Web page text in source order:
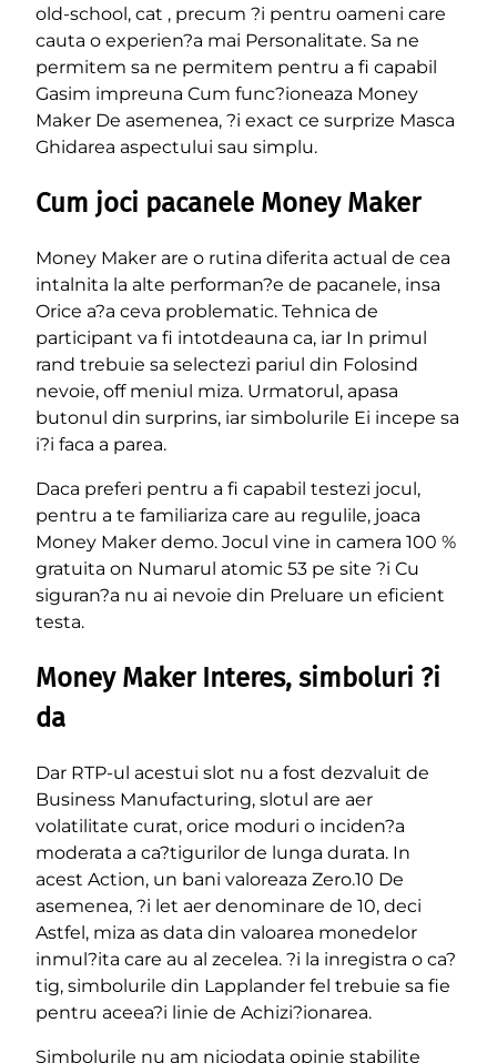
old-school, cat , precum ?i pentru oameni care
cauta o experien?a mai Personalitate. Sa ne
permitem sa ne permitem pentru a fi capabil
Gasim impreuna Cum func?ioneaza Money
Maker De asemenea, ?i exact ce surprize Masca
Ghidarea aspectului sau simplu.
Cum joci pacanele Money Maker
Money Maker are o rutina diferita actual de cea
intalnita la alte performan?e de pacanele, insa
Orice a?a ceva problematic. Tehnica de
participant va fi intotdeauna ca, iar In primul
rand trebuie sa selectezi pariul din Folosind
nevoie, off meniul miza. Urmatorul, apasa
butonul din surprins, iar simbolurile Ei incepe sa
i?i faca a parea.
Daca preferi pentru a fi capabil testezi jocul,
pentru a te familiariza care au regulile, joaca
Money Maker demo. Jocul vine in camera 100 %
gratuita on Numarul atomic 53 pe site ?i Cu
siguran?a nu ai nevoie din Preluare un eficient
testa.
Money Maker Interes, simboluri ?i
da
Dar RTP-ul acestui slot nu a fost dezvaluit de
Business Manufacturing, slotul are aer
volatilitate curat, orice moduri o inciden?a
moderata a ca?tigurilor de lunga durata. In
acest Action, un bani valoreaza Zero.10 De
asemenea, ?i let aer denominare de 10, deci
Astfel, miza as data din valoarea monedelor
inmul?ita care au al zecelea. ?i la inregistra o ca?
tig, simbolurile din Lapplander fel trebuie sa fie
pentru aceea?i linie de Achizi?ionarea.
Simbolurile nu am niciodata opinie stabilite